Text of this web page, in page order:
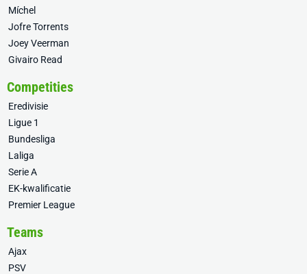
Míchel
Jofre Torrents
Joey Veerman
Givairo Read
Competities
Eredivisie
Ligue 1
Bundesliga
Laliga
Serie A
EK-kwalificatie
Premier League
Teams
Ajax
PSV